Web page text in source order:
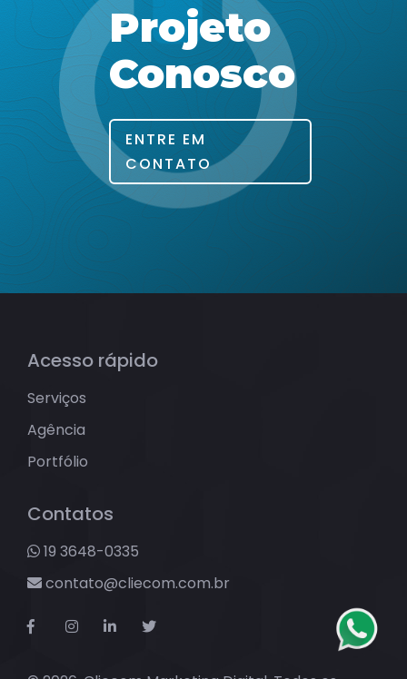
Projeto
Conosco
ENTRE EM
CONTATO
Acesso rápido
Serviços
Agência
Portfólio
Contatos
19 3648-0335
contato@cliecom.com.br